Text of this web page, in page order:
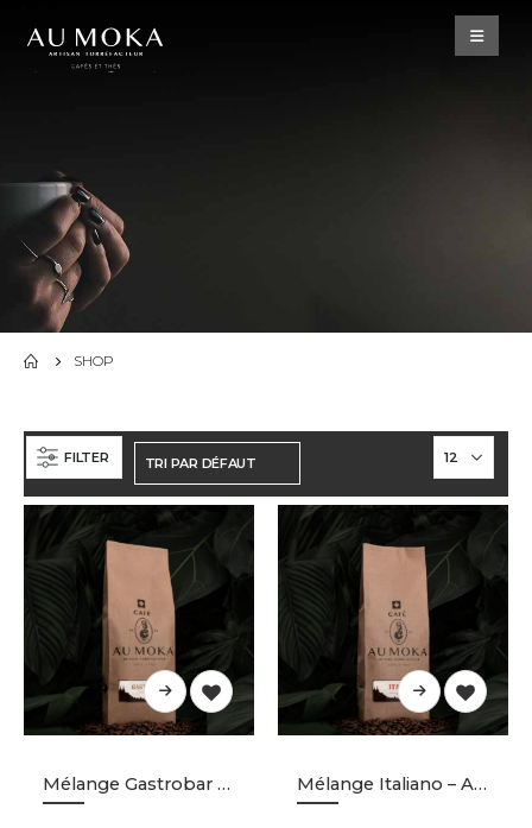
SHOP
FILTER
Mélange Gastrobar – Abonnement Mélange Italiano – Abonnement